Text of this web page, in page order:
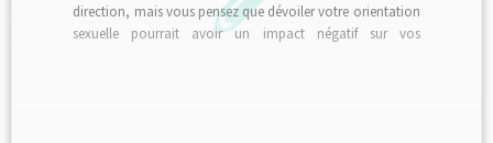
direction, mais vous pensez que dévoiler votre orientation
sexuelle pourrait avoir un impact négatif sur vos